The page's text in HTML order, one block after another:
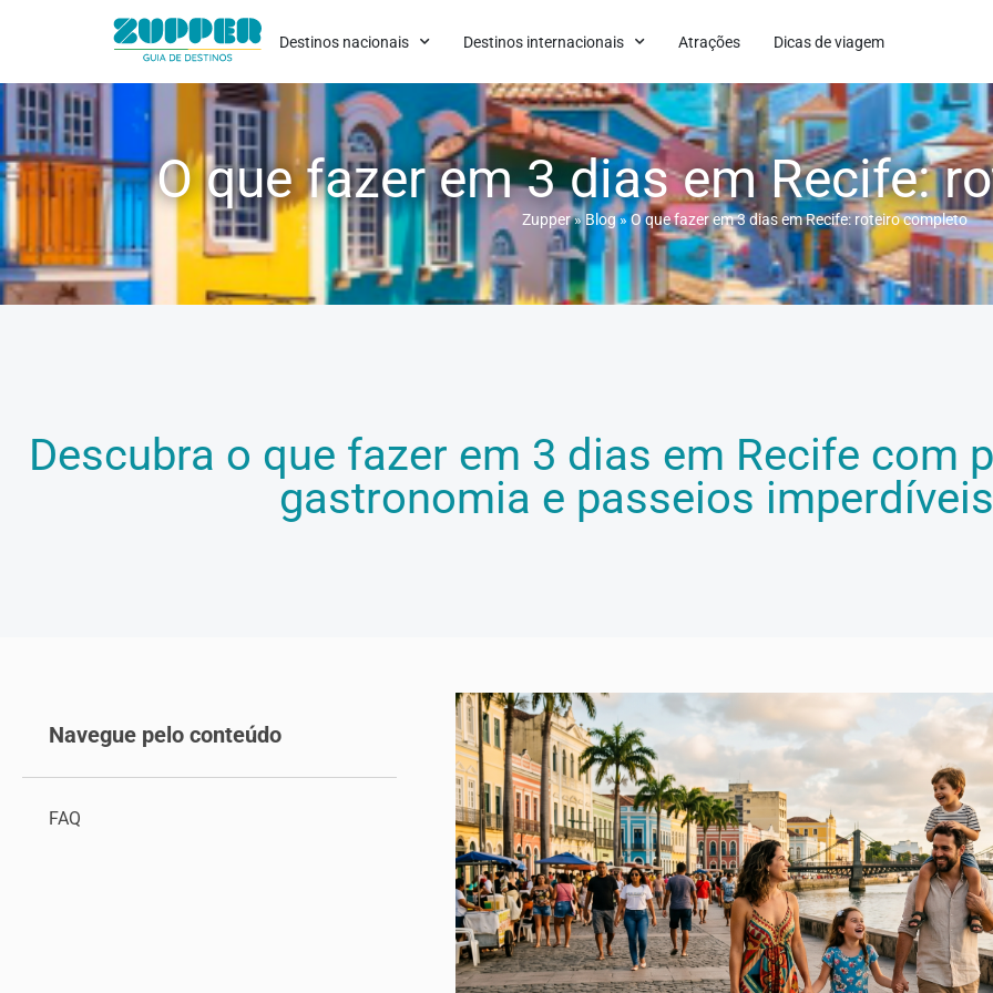
Destinos nacionais Destinos internacionais Atrações Dicas de viagem
O que fazer em 3 dias em Recife:
Zupper»Blog»O que fazer em 3 dias em Recife: roteiro completo
Descubra o que fazer em 3 dias em Recife com
gastronomia e passeios
Navegue pelo conteúdo
FAQ